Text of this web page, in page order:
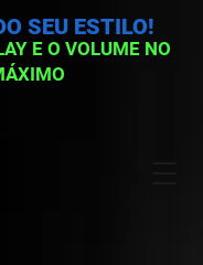
E O VOLUME NO
SEU ESTILO!